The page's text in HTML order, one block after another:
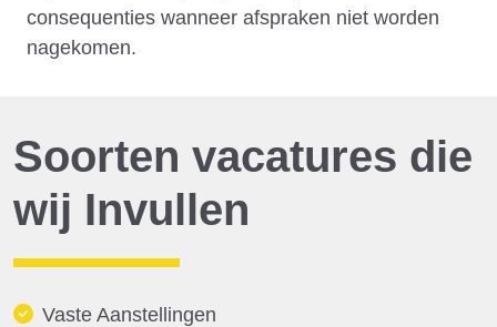
consequenties wanneer afspraken niet worden
nagekomen.
Soorten vacatures die
wij Invullen
Vaste Aanstellingen